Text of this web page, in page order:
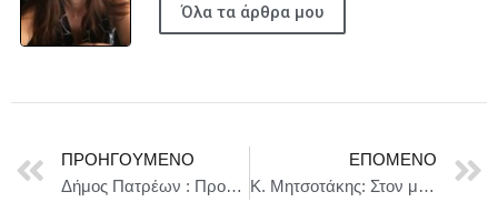
Όλα τα άρθρα μου
ΠΡΟΗΓΟΎΜΕΝΟ
Δήμος Πατρέων : Προτεραιότητά μας οι ανάγκες του λαού και της νεολαίας μας
ΕΠΌΜΕΝΟ
Κ. Μητσοτάκης: Στον μηχανισμό SAFE η Ελλάδα